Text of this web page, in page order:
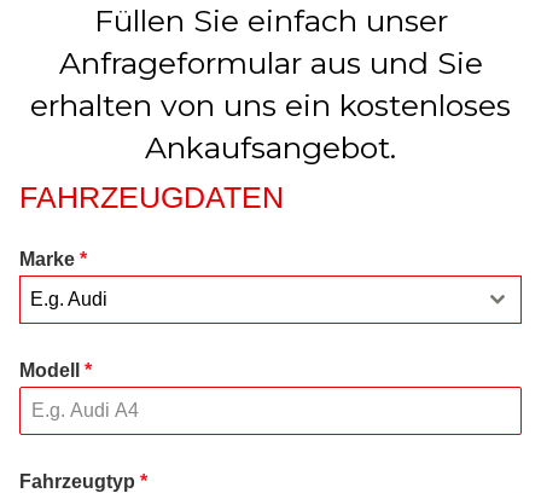
Füllen Sie einfach unser
Anfrageformular aus und Sie
erhalten von uns ein kostenloses
Ankaufsangebot.
FAHRZEUGDATEN
Marke *
E.g. Audi
Modell *
Fahrzeugtyp *